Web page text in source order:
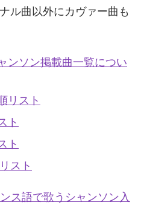
ル曲以外にカヴァー曲も
ンソン掲載曲一覧につい
リスト
ト
ト
スト
ス語で歌うシャンソン入